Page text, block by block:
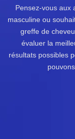
Pensez-vous aux
masculine ou
greffe de
évaluer la
résultats possibles